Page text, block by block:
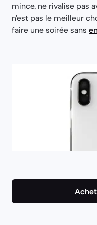
mince, ne rivalise pas
n’est pas le meilleur
faire une soirée sans